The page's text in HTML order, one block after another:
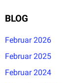
BLOG
Februar 2026
Februar 2025
Februar 2024